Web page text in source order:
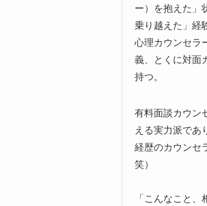
ー）を抱えた」
乗り越えた」経
心理カウンセラ
義、とくに対面
持つ。
有料面談カウン
える実力派であ
経歴のカウンセ
笑）
「こんなこと